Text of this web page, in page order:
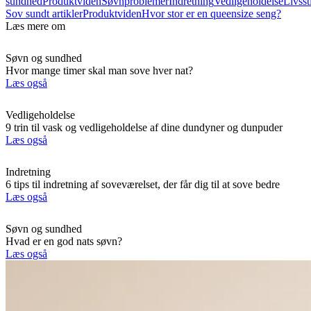
Sov sundt artiklerProduktvidenHvor stor er en queensize seng?
Læs mere om
Søvn og sundhed
Hvor mange timer skal man sove hver nat?
Læs også
Vedligeholdelse
9 trin til vask og vedligeholdelse af dine dundyner og dunpuder
Læs også
Indretning
6 tips til indretning af soveværelset, der får dig til at sove bedre
Læs også
Søvn og sundhed
Hvad er en god nats søvn?
Læs også